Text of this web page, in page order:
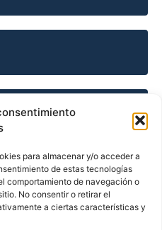
para almacenar y/o acceder a
de estas tecnologías
comportamiento de navegación o
No consentir o retirar el
a ciertas características y